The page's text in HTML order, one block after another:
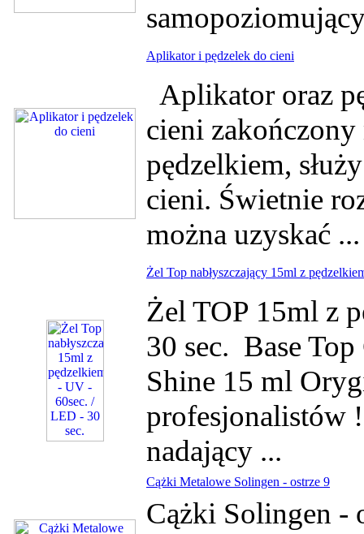
Aplikator i pędzelek do cieni
Aplikator oraz
cieni zakończony
pędzelkiem,
cieni. Świetnie
można uzyskać
Żel Top nabłyszczający 15ml z
Żel TOP 15ml z
30 sec. Base
Shine 15 ml
profesjonalistów
nadający ...
Cążki Metalowe Solingen - ostrze 9
Cążki Solingen -